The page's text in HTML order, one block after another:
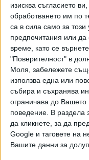
изисква съгласието
обработването им по
са в сила само за
предпочитания или да
време, като се
"Поверителност" в
Моля, забележете
използва една или
събира и съхранява
ограничава до
поведение. В раздела
да кликнете, за да
Google и таговете на
Вашите данни за
Според
е резултат от
ще участва в
Джими Дион,
включи в проекта
разработван от
се представя на
стрийминг
Селин Дион, която
те години с My
"Титаник" беше
2022 г. по